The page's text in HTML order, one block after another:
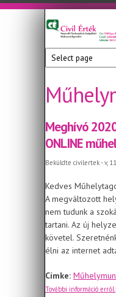
Ugrás a tartalomra
Civil
Nonprofit
Tanácsadó
és
Közhasznú
Meghívó
ONLINE
Beküldte civilertek- v,
Kedves
A megváltozott
nem tudunk a
tartani. Az új
követel.
élni az internet
Címke:
További információ erről: